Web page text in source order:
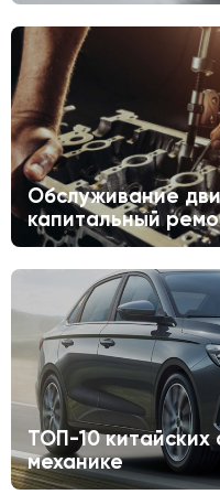
Обслуживание
капитальный
ТОП-10
механике